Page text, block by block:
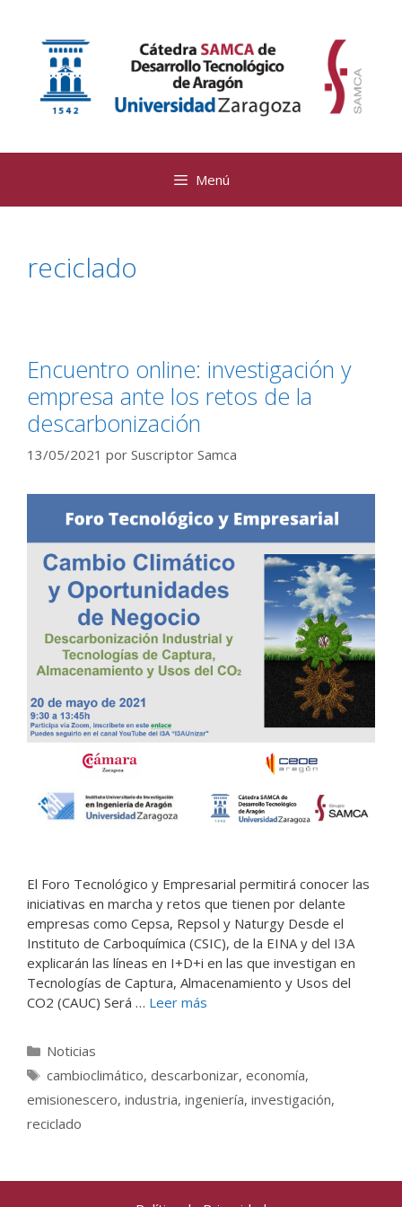
contenido
Menú
reciclado
Encuentro online: investigación y
empresa ante los retos de la
descarbonización
13/05/2021 por Suscriptor Samca
El Foro Tecnológico y Empresarial permitirá conocer las
iniciativas en marcha y retos que tienen por delante
empresas como Cepsa, Repsol y Naturgy Desde el
Instituto de Carboquímica (CSIC), de la EINA y del I3A
explicarán las líneas en I+D+i en las que investigan en
Tecnologías de Captura, Almacenamiento y Usos del
CO2 (CAUC) Será … Leer más
Categorías
Noticias
Etiquetas
cambioclimático, descarbonizar, economía,
emisionescero, industria, ingeniería, investigación,
reciclado